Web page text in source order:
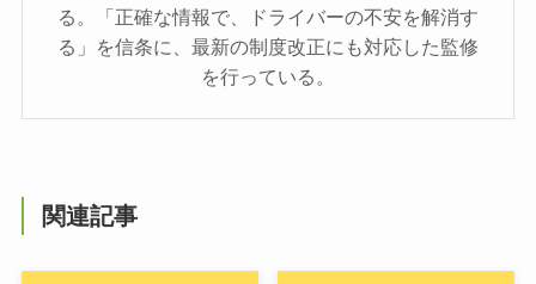
る。「正確な情報で、ドライバーの不安を解消す
る」を信条に、最新の制度改正にも対応した監修
を行っている。
関連記事